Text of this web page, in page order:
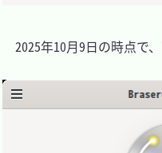
2025年10月9日の時点で